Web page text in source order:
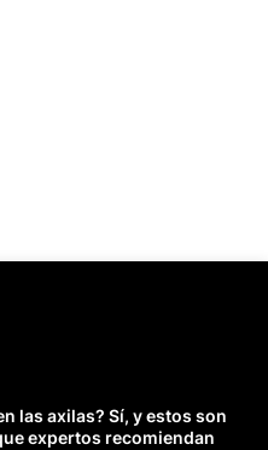
las axilas? Sí, y estos son
expertos recomiendan